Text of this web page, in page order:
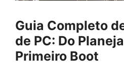
Guia Completo
de PC: Do
Primeiro Boot